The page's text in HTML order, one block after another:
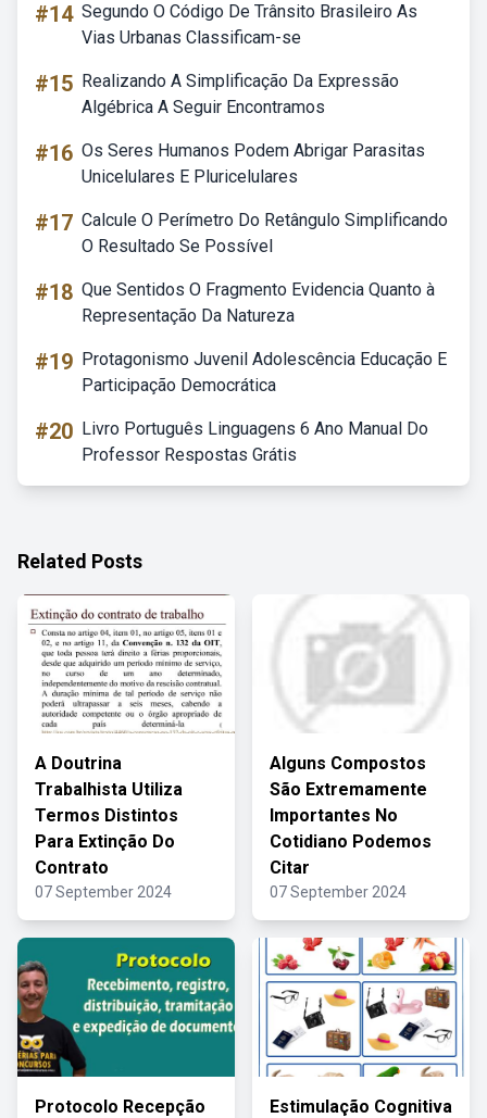
#14 Segundo O Código De Trânsito Brasileiro As
Vias Urbanas Classificam-se
#15 Realizando A Simplificação Da Expressão
Algébrica A Seguir Encontramos
#16 Os Seres Humanos Podem Abrigar Parasitas
Unicelulares E Pluricelulares
#17 Calcule O Perímetro Do Retângulo Simplificando
O Resultado Se Possível
#18 Que Sentidos O Fragmento Evidencia Quanto à
Representação Da Natureza
#19 Protagonismo Juvenil Adolescência Educação E
Participação Democrática
#20 Livro Português Linguagens 6 Ano Manual Do
Professor Respostas Grátis
Related Posts
A Doutrina
Trabalhista Utiliza
Termos Distintos
Para Extinção Do
Contrato
07 September 2024
Alguns Compostos
São Extremamente
Importantes No
Cotidiano Podemos
Citar
07 September 2024
Protocolo Recepção Estimulação Cognitiva